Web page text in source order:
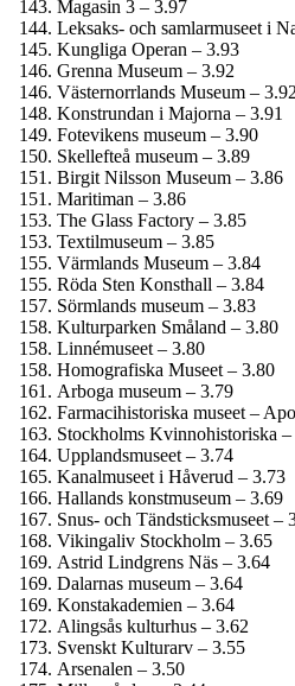
Magasin 3 – 3.97
Leksaks- och samlar­museet i
Kungliga Operan – 3.93
Grenna Museum – 3.92
Västernorrlands Museum – 3.92
Konstrundan i Majorna – 3.91
Fotevikens museum – 3.90
Skellefteå museum – 3.89
Birgit Nilsson Museum – 3.86
Maritiman – 3.86
The Glass Factory – 3.85
Textilmuseum – 3.85
Värmlands Museum – 3.84
Röda Sten Konsthall – 3.84
Sörmlands museum – 3.83
Kulturparken Småland – 3.80
Linnémuseet – 3.80
Homografiska Museet – 3.80
Arboga museum – 3.79
Farmaci­historiska museet –
Stockholms Kvinnohistoriska –
Upplands­museet – 3.74
Kanalmuseet i Håverud – 3.73
Hallands konstmuseum – 3.69
Snus- och Tändsticks­museet –
Vikingaliv Stockholm – 3.65
Astrid Lindgrens Näs – 3.64
Dalarnas museum – 3.64
Konst­akademien – 3.64
Alingsås kulturhus – 3.62
Svenskt Kulturarv – 3.55
Arsenalen – 3.50